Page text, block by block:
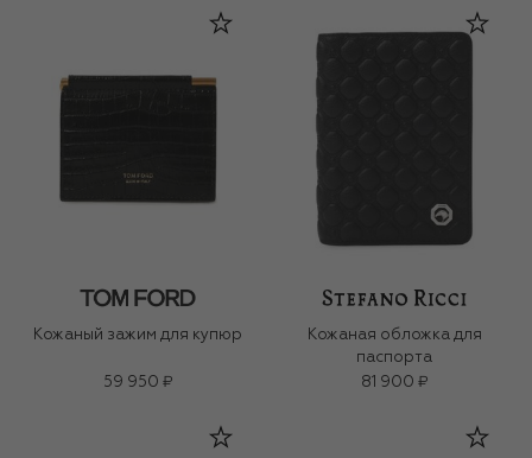
Кожаный зажим для купюр
59 950 ₽
Кожаная обложка для
паспорта
81 900 ₽